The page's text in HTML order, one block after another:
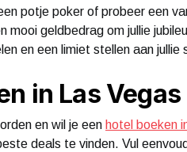
potje poker of probeer een
mooi geldbedrag om jullie
en een limiet stellen aan jullie
in Las Vegas
en wil je een hotel boeken
deals te vinden. Vul